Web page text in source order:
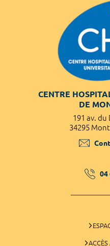
CENTRE
DE
191 av. du
34295
04